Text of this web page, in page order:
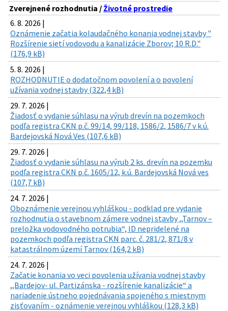
Zverejnené rozhodnutia / Životné prostredie
6. 8. 2026 |
Oznámenie začatia kolaudačného konania vodnej stavby "
Rozšírenie sietí vodovodu a kanalizácie Zborov; 10 R.D."
(176,9 kB)
5. 8. 2026 |
ROZHODNUTIE o dodatočnom povolení a o povolení
užívania vodnej stavby (322,4 kB)
29. 7. 2026 |
Žiadosť o vydanie súhlasu na výrub drevín na pozemkoch
podľa registra CKN p.č. 99/14, 99/118, 1586/2, 1586/7 v k.ú.
Bardejovská Nová Ves (107,6 kB)
29. 7. 2026 |
Žiadosť o vydanie súhlasu na výrub 2 ks. drevín na pozemku
podľa registra CKN p.č. 1605/12, k.ú. Bardejovská Nová ves
(107,7 kB)
24. 7. 2026 |
Oboznámenie verejnou vyhláškou - podklad pre vydanie
rozhodnutia o stavebnom zámere vodnej stavby ,,Tarnov –
preložka vodovodného potrubia“, ID nepridelené na
pozemkoch podľa registra CKN parc. č. 281/2, 871/8 v
katastrálnom území Tarnov (164,2 kB)
24. 7. 2026 |
Začatie konania vo veci povolenia užívania vodnej stavby
,,Bardejov- ul. Partizánska - rozšírenie kanalizácie“ a
nariadenie ústneho pojednávania spojeného s miestnym
zisťovaním - oznámenie verejnou vyhláškou (128,3 kB)